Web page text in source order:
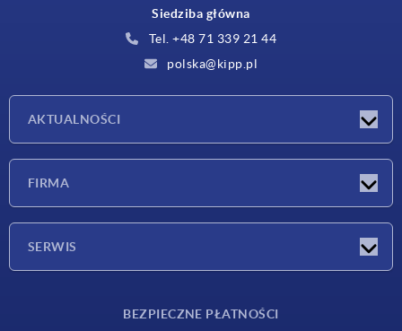
Siedziba główna
Tel. +48 71 339 21 44
polska@kipp.pl
AKTUALNOŚCI
FIRMA
SERWIS
BEZPIECZNE PŁATNOŚCI